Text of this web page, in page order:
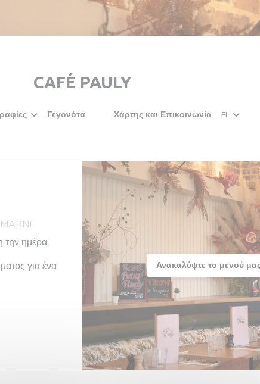
CAFÉ PAULY
Γεγονότα ((ανοίγει σε νέο παράθυρο))
((ανοίγει σε νέο παράθυρο))
Χάρτης και Επικοινωνία EL
την ημέρα,
για ένα
Ανακαλύψτε το μενού